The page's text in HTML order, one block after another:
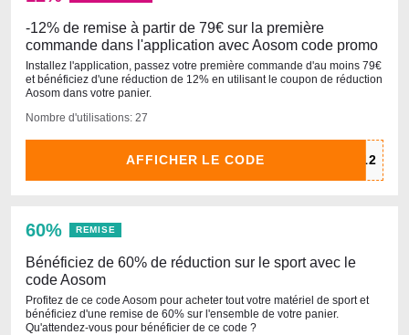
-12% de remise à partir de 79€ sur la première
commande dans l'application avec Aosom code promo
Installez l'application, passez votre première commande d'au moins 79€
et bénéficiez d'une réduction de 12% en utilisant le coupon de réduction
Aosom dans votre panier.
Nombre d'utilisations: 27
AFFICHER LE CODE
60% REMISE
Bénéficiez de 60% de réduction sur le sport avec le
code Aosom
Profitez de ce code Aosom pour acheter tout votre matériel de sport et
bénéficiez d'une remise de 60% sur l'ensemble de votre panier.
Qu'attendez-vous pour bénéficier de ce code ?